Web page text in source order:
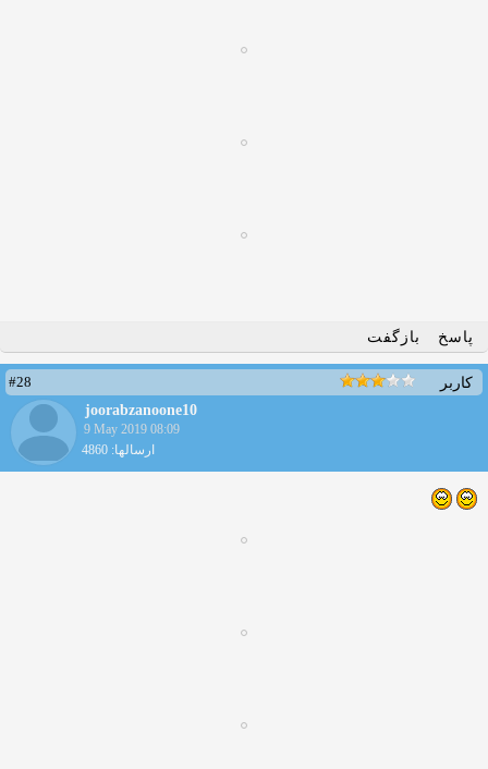
پاسخ بازگفت
کاربر
#28
joorabzanoone10
9 May 2019 08:09
ارسالها: 4860